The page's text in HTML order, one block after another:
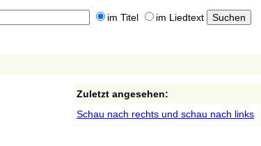
im Titel im Liedtext
Zuletzt angesehen:
Schau nach rechts und schau nach links